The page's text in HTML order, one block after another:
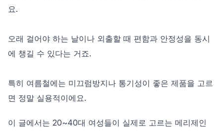
요.
오래 걸어야 하는 날이나 외출할 때 편함과 안정성을 동시
에 챙길 수 있다는 거죠.
특히 여름철에는 미끄럼방지나 통기성이 좋은 제품을 고르
면 정말 실용적이에요.
이 글에서는 20~40대 여성들이 실제로 고르는 메리제인